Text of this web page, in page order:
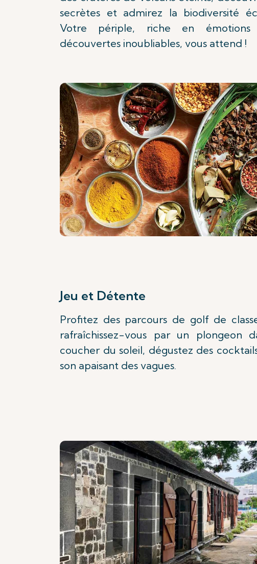
secrètes et admirez la biodiversité
Votre périple, riche en
découvertes inoubliables, vous attend !
Jeu et Détente
Profitez des parcours de golf de
rafraîchissez-vous par un plongeon
coucher du soleil, dégustez des
son apaisant des vagues.